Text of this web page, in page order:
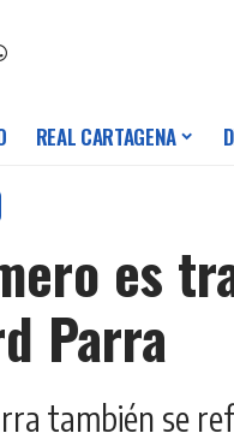
REAL CARTAGENA
es
Parra
también se